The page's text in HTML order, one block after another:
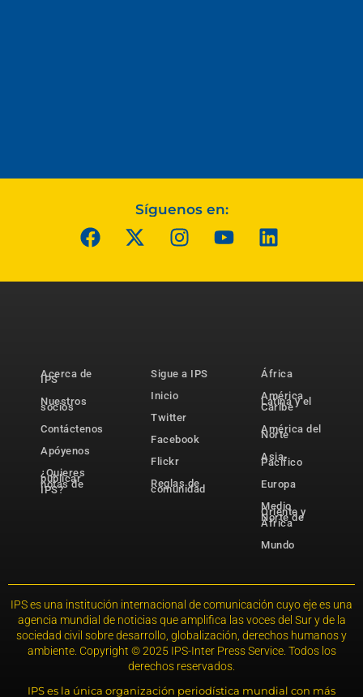
Síguenos en:
Acerca de
IPS
Nuestros
socios
Contáctenos
Apóyenos
¿Quieres
publicar
notas de
IPS?
Sigue a IPS
Inicio
Twitter
Facebook
Flickr
Reglas de
comunidad
África
América
Latina y el
Caribe
América del
Norte
Asia-
Pacífico
Europa
Medio
Oriente y
Norte de
África
Mundo
IPS es una institución internacional de comunicación cuyo eje es una
agencia mundial de noticias que amplifica las voces del Sur y de la
sociedad civil sobre desarrollo, globalización, derechos humanos y
ambiente. Copyright © 2025 IPS-Inter Press Service. Todos los
derechos reservados.
IPS es la única organización periodística mundial con más